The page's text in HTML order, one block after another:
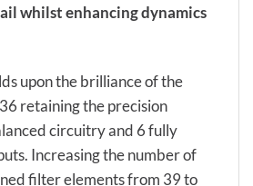
whilst enhancing dynamics
upon the brilliance of the
retaining the precision
circuitry and 6 fully
Increasing the number of
filter elements from 39 to